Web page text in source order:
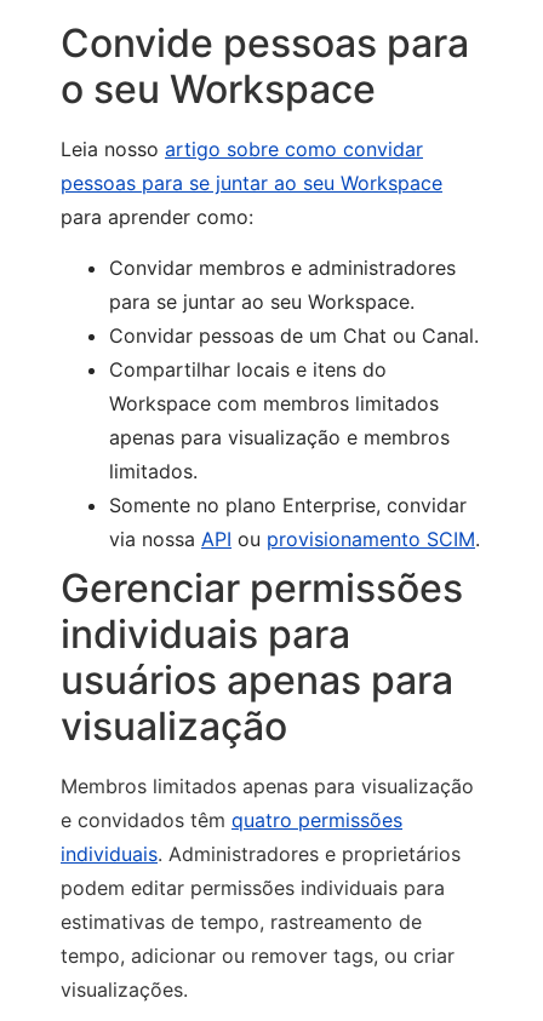
Convide pessoas para
o seu Workspace
Leia nosso artigo sobre como convidar
pessoas para se juntar ao seu Workspace
para aprender como:
Convidar membros e administradores
para se juntar ao seu Workspace.
Convidar pessoas de um Chat ou Canal.
Compartilhar locais e itens do
Workspace com membros limitados
apenas para visualização e membros
limitados.
Somente no plano Enterprise, convidar
via nossa API ou provisionamento SCIM.
Gerenciar permissões
individuais para
usuários apenas para
visualização
Membros limitados apenas para visualização
e convidados têm quatro permissões
individuais. Administradores e proprietários
podem editar permissões individuais para
estimativas de tempo, rastreamento de
tempo, adicionar ou remover tags, ou criar
visualizações.